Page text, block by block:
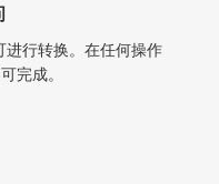
行转换。在任何操作
完成。